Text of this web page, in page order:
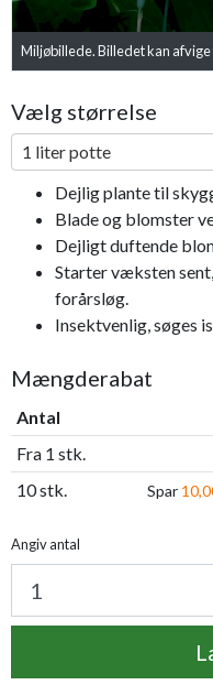
Miljøbillede. Billedet kan
Vælg størrelse
1 liter potte
Dejlig plante til
Blade og blomster
Dejligt duftende
Starter væksten
forårsløg.
Insektvenlig, søges
Mængderabat
Antal
Fra 1 stk.
10 stk.
Spar
Angiv antal